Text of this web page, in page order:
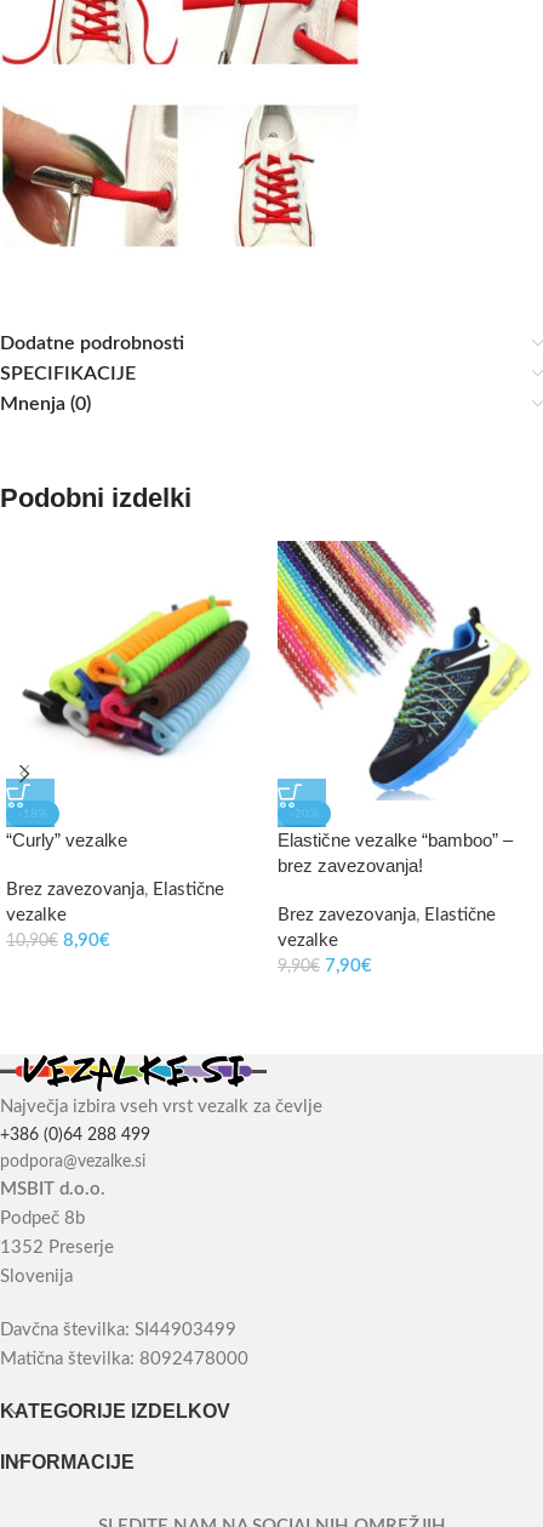
Dodatne podrobnosti
SPECIFIKACIJE
Mnenja (0)
Podobni izdelki
-18%
“Curly” vezalke
Brez zavezovanja, Elastične
vezalke
10,90€ 8,90€
-20%
Elastične vezalke “bamboo” –
brez zavezovanja!
Brez zavezovanja, Elastične
vezalke
9,90€ 7,90€
Največja izbira vseh vrst vezalk za čevlje
+386 (0)64 288 499
podpora@vezalke.si
MSBIT d.o.o.
Podpeč 8b
1352 Preserje
Slovenija
Davčna številka: SI44903499
Matična številka: 8092478000
KATEGORIJE IZDELKOV
INFORMACIJE